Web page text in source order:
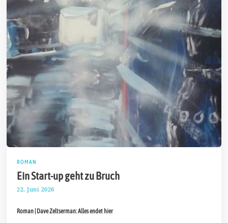
ROMAN
Ein Start-up geht zu Bruch
22. Juni 2026
u
Roman | Dave Zeltserman: Alles endet hier